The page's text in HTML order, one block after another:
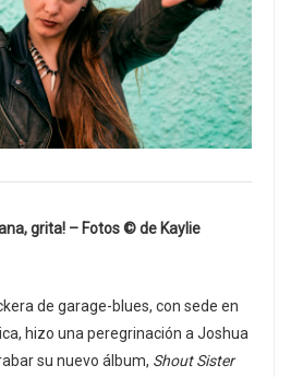
grita! – Fotos © de Kaylie
de garage-blues, con sede en
hizo una peregrinación a Joshua
su nuevo álbum, Shout Sister